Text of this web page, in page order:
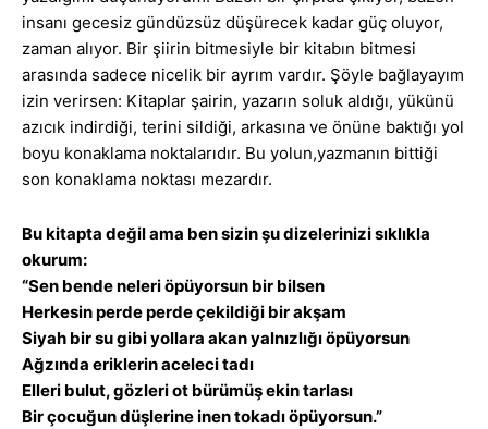
insanı gecesiz gündüzsüz düşürecek kadar güç oluyor,
zaman alıyor. Bir şiirin bitmesiyle bir kitabın bitmesi
arasında sadece nicelik bir ayrım vardır. Şöyle bağlayayım
izin verirsen: Kitaplar şairin, yazarın soluk aldığı, yükünü
azıcık indirdiği, terini sildiği, arkasına ve önüne baktığı yol
boyu konaklama noktalarıdır. Bu yolun,yazmanın bittiği
son konaklama noktası mezardır.
Bu kitapta değil ama ben sizin şu dizelerinizi sıklıkla
okurum:
“Sen bende neleri öpüyorsun bir bilsen
Herkesin perde perde çekildiği bir akşam
Siyah bir su gibi yollara akan yalnızlığı öpüyorsun
Ağzında eriklerin aceleci tadı
Elleri bulut, gözleri ot bürümüş ekin tarlası
Bir çocuğun düşlerine inen tokadı öpüyorsun.”